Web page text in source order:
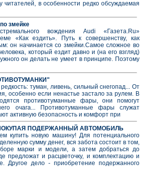
в особенности редко обсуждаемая
змейке
вождения Audi «Газета.Ru»
«Как ездить». Путь к совершенству, как
он начинается со змейки.Самое сложное во
который ездит давно и (на его взгляд)
он делать не умеет в принципе. Поэтому
туман, ливень, сильный снегопад... От
особенно если ненастье застало за рулем. В
противотуманные фары, они помогут
очага... Противотуманные фары служат
активную безопасность и комфорт при
ПОДЕРЖАННЫЙ АВТОМОБИЛЬ
купить новую машину! Для потенциального
сумму денег, вся забота состоит в том,
марки и модели, а затем добраться до
предложат и расцветочку, и комплектацию и
Другое дело - приобретение подержанного